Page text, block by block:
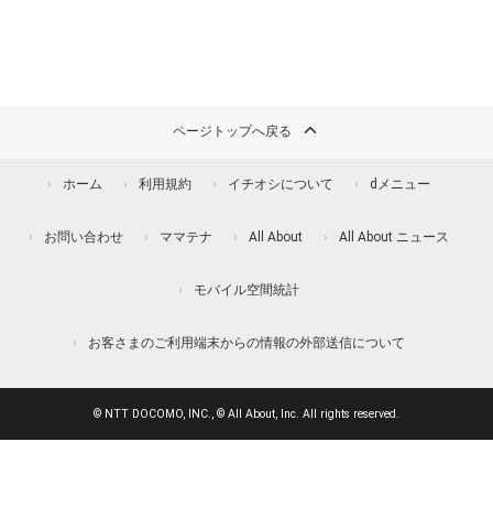
ページトップへ戻る
ホーム 利用規約 イチオシについて dメニュー
お問い合わせ ママテナ All About All About ニュース
モバイル空間統計
お客さまのご利用端末からの情報の外部送信について
© NTT DOCOMO, INC., © All About, Inc. All rights reserved.